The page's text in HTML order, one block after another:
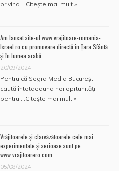
privind … Citește mai mult »
Am lansat site-ul www.vrajitoare-romania-
Israel.ro cu promovare directă în Țara Sfântă
și în lumea arabă
20/09/2024
Pentru că Segra Media București
caută întotdeauna noi oprtunități
pentru … Citește mai mult »
Vrăjitoarele și clarvăzătoarele cele mai
experimentate și serioase sunt pe
www.vrajitoarero.com
05/08/2024